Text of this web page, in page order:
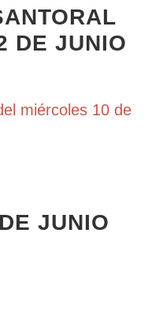
DE JUNIO
JUNIO